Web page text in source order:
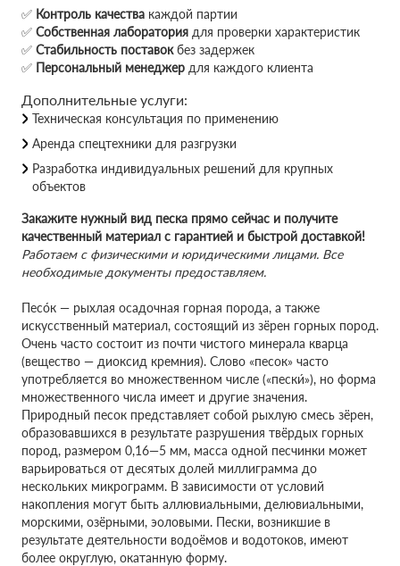
✅ Контроль качества каждой партии
✅ Собственная лаборатория для проверки характеристик
✅ Стабильность поставокбез задержек
✅ Персональный менеджер для каждого клиента
Дополнительные услуги:
Техническая консультация по применению
Аренда спецтехники для разгрузки
Разработка индивидуальных решений для крупных
объектов
Закажите нужный вид песка прямо сейчас и получите
качественный материал с гарантией и быстрой доставкой!
Работаем с физическими и юридическими лицами. Все
необходимые документы предоставляем.
Песо́к — рыхлая осадочная горная порода, а также
искусственный материал, состоящий из зёрен горных пород.
Очень часто состоит из почти чистого минерала кварца
(вещество — диоксид кремния). Слово «песок» часто
употребляется во множественном числе («пески́»), но форма
множественного числа имеет и другие значения.
Природный песок представляет собой рыхлую смесь зёрен,
образовавшихся в результате разрушения твёрдых горных
пород, размером 0,16—5 мм, масса одной песчинки может
варьироваться от десятых долей миллиграмма до
нескольких микрограмм. В зависимости от условий
накопления могут быть аллювиальными, делювиальными,
морскими, озёрными, эоловыми. Пески, возникшие в
результате деятельности водоёмов и водотоков, имеют
более округлую, окатанную форму.